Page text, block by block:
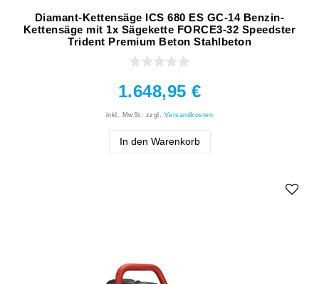
Diamant-Kettensäge ICS 680 ES GC-14 Benzin-
Kettensäge mit 1x Sägekette FORCE3-32 Speedster
Trident Premium Beton Stahlbeton
1.648,95 €
inkl. MwSt. zzgl. Versandkosten
In den Warenkorb